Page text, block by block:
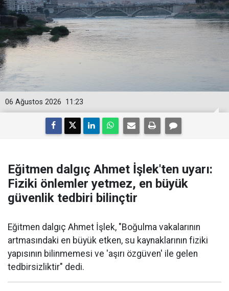
11:23
06 Ağustos 2026
Eğitmen dalgıç Ahmet İşlek'ten uyarı:
Fiziki önlemler yetmez, en büyük
güvenlik tedbiri bilinçtir
Eğitmen dalgıç Ahmet İşlek, "Boğulma vakalarının
artmasındaki en büyük etken, su kaynaklarının fiziki
yapısının bilinmemesi ve 'aşırı özgüven' ile gelen
tedbirsizliktir" dedi.